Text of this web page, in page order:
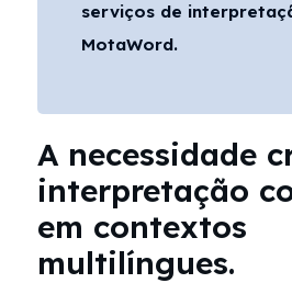
serviços de
MotaWord.
A necessidade
interpretação
em contextos
multilíngues.